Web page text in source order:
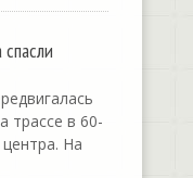
трассе в 60-
На